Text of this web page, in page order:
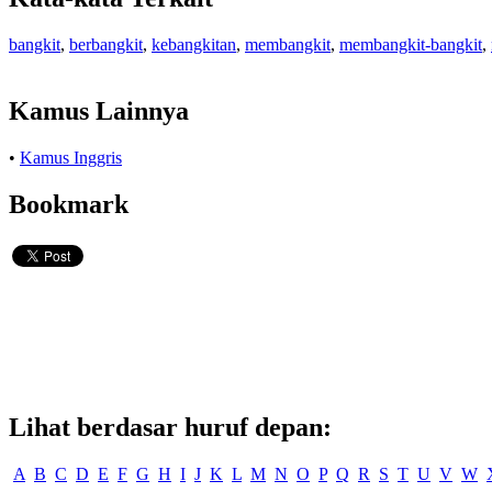
bangkit, berbangkit, kebangkitan, membangkit, membangkit-bangkit,
Kamus Lainnya
• Kamus Inggris
Bookmark
Lihat berdasar huruf depan:
A B C D E F G H I J K L M N O P Q R S T U V W